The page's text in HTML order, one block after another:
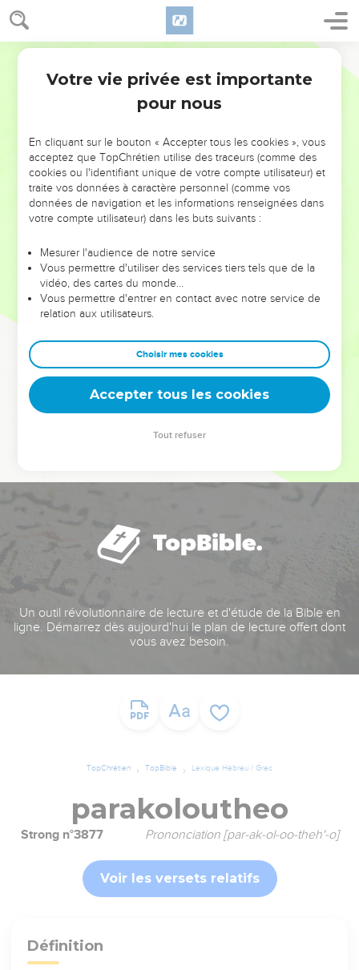
NE MANQUEZ PAS L’ÉVÉNEMENT
DE L’ANNÉE !
ET SI LEURS ERREURS POUVAIENT VOUS ÉVITER LES
VOTRES ?
leur foi ou leur vision. Mais on voit moins les doutes, les erreurs
et les saisons difficiles qu'ils ont traversés, alors même que ce
sont elles qui les ont façonnés.
Dans cette conférence, leaders, entrepreneurs, et responsables
clés pour avancer avec plus de sagesse afin que leurs erreurs
deviennent vos tremplins. Que vous guidiez un ministère, une
équipe, un groupe ou une famille, leur expérience est faite
Un outil révolutionnaire de lecture et d'étude de la Bible en
ligne. Démarrez dès aujourd'hui le plan de lecture offert dont
vous avez besoin.
TopChrétien TopBible Lexique Hébreu / Grec
parakoloutheo
Strong n°3877 Prononciation [par-ak-ol-oo-theh'-o]
Voir les versets relatifs
Définition
Votre vie privée est importante
pour nous
En cliquant sur le bouton « Accepter tous les cookies », vous
acceptez que TopChrétien utilise des traceurs (comme des
cookies ou l'identifiant unique de votre compte utilisateur) et
traite vos données à caractère personnel (comme vos
données de navigation et les informations renseignées dans
votre compte utilisateur) dans les buts suivants :
Mesurer l'audience de notre service
Vous permettre d'utiliser des services tiers tels que de la
vidéo, des cartes du monde…
Vous permettre d'entrer en contact avec notre service de
relation aux utilisateurs.
Choisir mes cookies
Accepter tous les cookies
Tout refuser